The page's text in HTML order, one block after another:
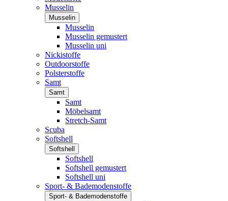
Musselin
Musselin
Musselin
Musselin gemustert
Musselin uni
Nickistoffe
Outdoorstoffe
Polsterstoffe
Samt
Samt
Samt
Möbelsamt
Stretch-Samt
Scuba
Softshell
Softshell
Softshell
Softshell gemustert
Softshell uni
Sport- & Bademodenstoffe
Sport- & Bademodenstoffe